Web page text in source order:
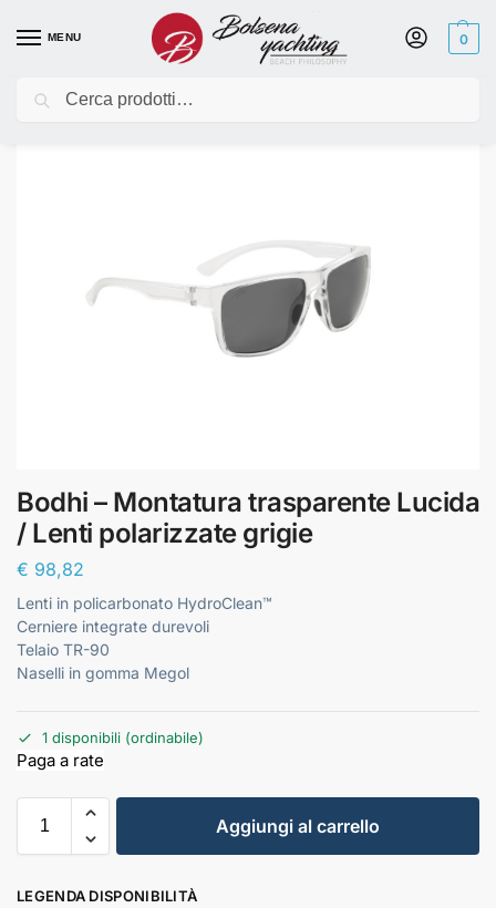
MENU 0
Home / Abbigliamento Occhiali
Bodhi – Montatura trasparente Lucida
/ Lenti polarizzate grigie
€ 98,82
Lenti in policarbonato HydroClean™
Cerniere integrate durevoli
Telaio TR-90
Naselli in gomma Megol
1 disponibili (ordinabile)
Aggiungi al carrello
LEGENDA DISPONIBILITÀ